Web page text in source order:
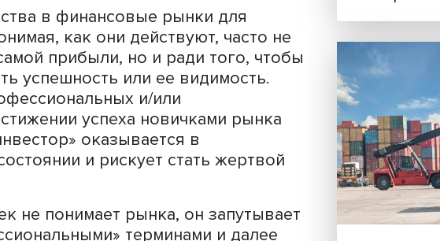
вне зависимости от ситуации стремятся
в состояние дискомфорта. Желание
заработок проявляется в
когда человек потерял работу, что
предложения выше рынка. Так,
мошенников. На финансовое
быстро выйти из сложной ситуации,
религиозность, склонность к рискам
отложить удовольствие.